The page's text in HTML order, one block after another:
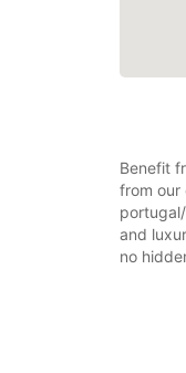
Benefit
from our
and
no